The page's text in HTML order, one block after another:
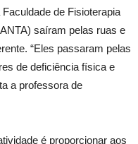
de Fisioterapia
saíram pelas ruas e
“Eles passaram pelas
de deficiência física e
a professora de
é proporcionar aos